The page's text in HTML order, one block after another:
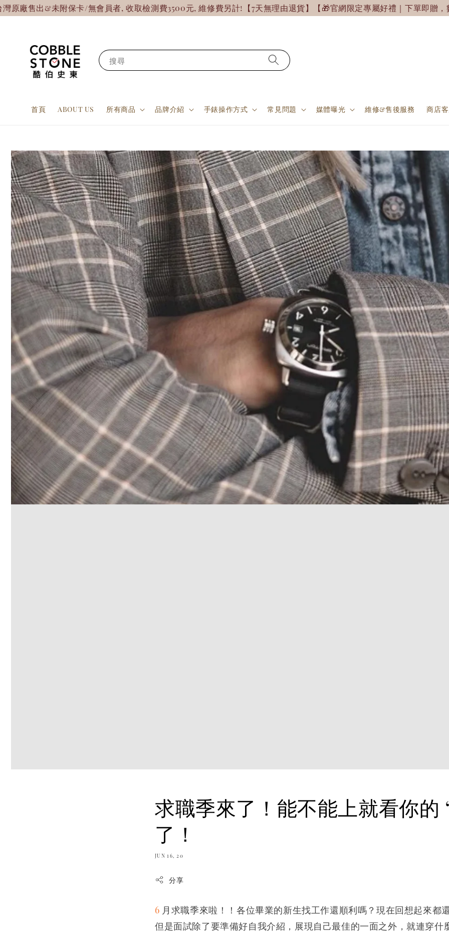
出&未附保卡/無會員者, 收取檢測費3500元, 維修費另計!【7天無理由退貨】【🎁官網限定專屬好禮｜下單即贈，數量有
搜尋
首頁 ABOUT US 所有商品 品牌介紹 手錶操作方式 常見問題 媒體曝光 維修&售後服務 商店
求職季來了！能不能上就看你的
了！
JUN 16, 20
分享
6 月求職季來啦！！各位畢業的新生找工作還順利嗎？現在回想起來都
但是面試除了要準備好自我介紹，展現自己最佳的一面之外，就連穿什